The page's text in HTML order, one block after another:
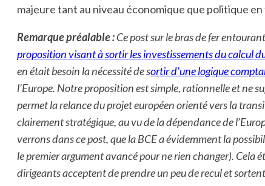
majeure tant au niveau économique que politique
Remarque préalable :Ce post sur le bras de fer
proposition visant à sortir les investissements du calcul
en était besoin la nécessité de sortir d’une logique
l’Europe. Notre proposition est simple, rationnelle et ne
permet la relance du projet européen orienté vers la
clairement stratégique, au vu de la dépendance de
verrons dans ce post, que la BCE a évidemment la
le premier argument avancé pour ne rien changer). Cela
dirigeants acceptent de prendre un peu de recul et